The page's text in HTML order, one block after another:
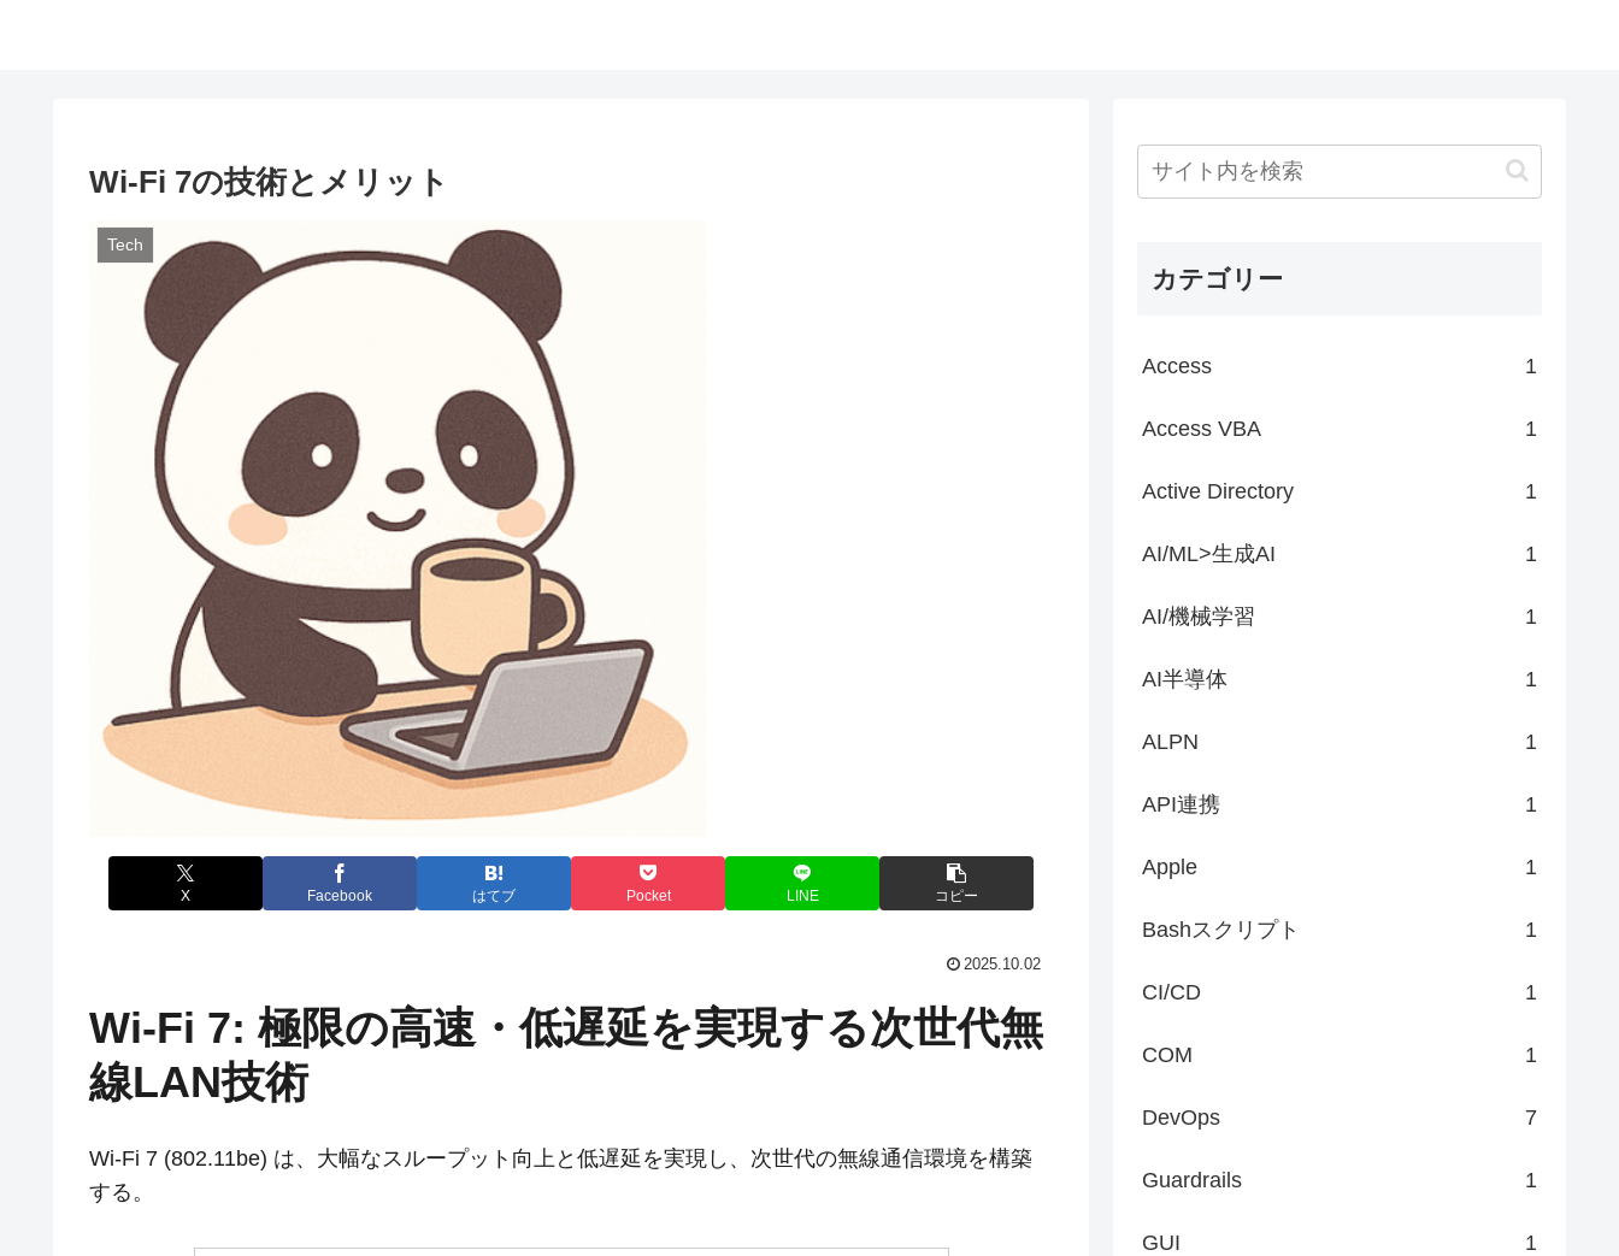
Wi-Fi 7の技術とメリット
Tech
X Facebook はてブ Pocket LINE コピー
2025.10.02
Wi-Fi 7: 極限の高速・低遅延を実現する次世代無
線LAN技術
Wi-Fi 7 (802.11be) は、大幅なスループット向上と低遅延を実現し、次世代の無線通信環境を構築
する。
カテゴリー
Access 1
Access VBA 1
Active Directory 1
AI/ML>生成AI 1
AI/機械学習 1
AI半導体 1
ALPN 1
API連携 1
Apple 1
Bashスクリプト 1
CI/CD 1
COM 1
DevOps 7
Guardrails 1
GUI 1